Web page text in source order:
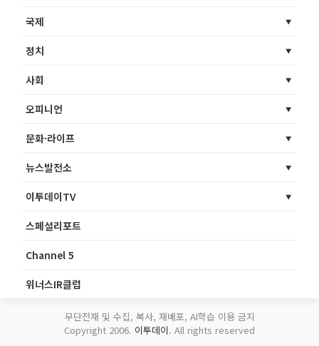
국제
정치
사회
오피니언
문화·라이프
뉴스발전소
이투데이TV
스페셜리포트
Channel 5
위너스IR클럽
무단전재 및 수집, 복사, 재배포, AI학습 이용 금지
Copyright 2006. 이투데이. All rights reserved